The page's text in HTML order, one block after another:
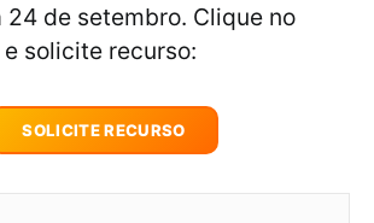
de setembro. Clique no
solicite recurso:
SOLICITE RECURSO